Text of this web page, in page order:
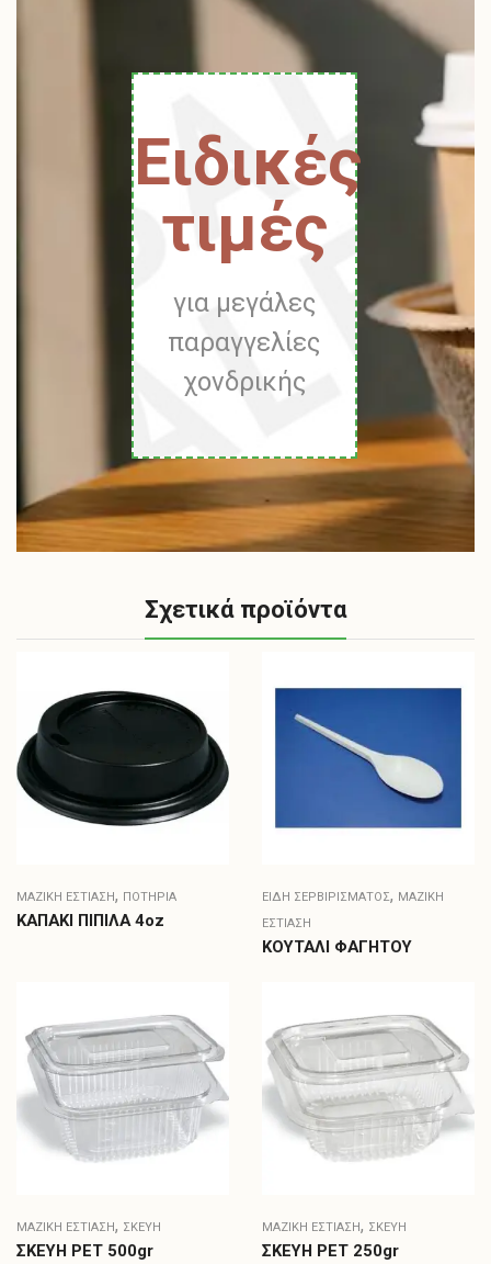
Ειδικές
τιμές
για μεγάλες
παραγγελίες
χονδρικής
Σχετικά προϊόντα
ΜΑΖΙΚΗ ΕΣΤΙΑΣΗ, ΠΟΤΉΡΙΑ
ΚΑΠΑΚΙ ΠΙΠΙΛΑ 4oz
ΕΊΔΗ ΣΕΡΒΙΡΊΣΜΑΤΟΣ, ΜΑΖΙΚΗ
ΕΣΤΙΑΣΗ
ΚΟΥΤΑΛΙ ΦΑΓΗΤΟΥ
ΜΑΖΙΚΗ ΕΣΤΙΑΣΗ, ΣΚΕΎΗ
ΣΚΕΥΗ PET 500gr
ΜΑΖΙΚΗ ΕΣΤΙΑΣΗ, ΣΚΕΎΗ
ΣΚΕΥΗ PET 250gr